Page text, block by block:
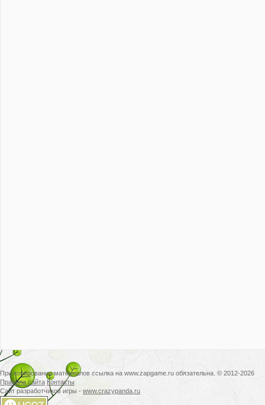
При копировании материалов ссылка на www.zapgame.ru обязательна. © 2012-2026
Правила сайта Контакты
Сайт разработчиков игры - www.crazypanda.ru